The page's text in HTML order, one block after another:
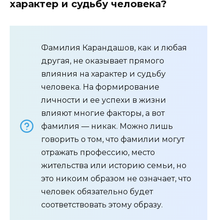
характер и судьбу человека?
Фамилия Карандашов, как и любая
другая, не оказывает прямого
влияния на характер и судьбу
человека. На формирование
личности и ее успехи в жизни
влияют многие факторы, а вот
фамилия — никак. Можно лишь
говорить о том, что фамилии могут
отражать профессию, место
жительства или историю семьи, но
это никоим образом не означает, что
человек обязательно будет
соответствовать этому образу.